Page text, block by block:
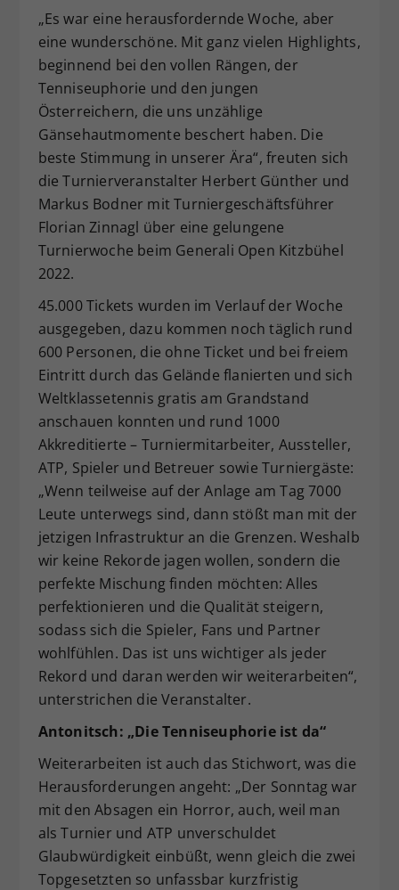
„Es war eine herausfordernde Woche, aber
eine wunderschöne. Mit ganz vielen Highlights,
beginnend bei den vollen Rängen, der
Tenniseuphorie und den jungen
Österreichern, die uns unzählige
Gänsehautmomente beschert haben. Die
beste Stimmung in unserer Ära“, freuten sich
die Turnierveranstalter Herbert Günther und
Markus Bodner mit Turniergeschäftsführer
Florian Zinnagl über eine gelungene
Turnierwoche beim Generali Open Kitzbühel
2022.
45.000 Tickets wurden im Verlauf der Woche
ausgegeben, dazu kommen noch täglich rund
600 Personen, die ohne Ticket und bei freiem
Eintritt durch das Gelände flanierten und sich
Weltklassetennis gratis am Grandstand
anschauen konnten und rund 1000
Akkreditierte – Turniermitarbeiter, Aussteller,
ATP, Spieler und Betreuer sowie Turniergäste:
„Wenn teilweise auf der Anlage am Tag 7000
Leute unterwegs sind, dann stößt man mit der
jetzigen Infrastruktur an die Grenzen. Weshalb
wir keine Rekorde jagen wollen, sondern die
perfekte Mischung finden möchten: Alles
perfektionieren und die Qualität steigern,
sodass sich die Spieler, Fans und Partner
wohlfühlen. Das ist uns wichtiger als jeder
Rekord und daran werden wir weiterarbeiten“,
unterstrichen die Veranstalter.
Antonitsch: „Die Tenniseuphorie ist da“
Weiterarbeiten ist auch das Stichwort, was die
Herausforderungen angeht: „Der Sonntag war
mit den Absagen ein Horror, auch, weil man
als Turnier und ATP unverschuldet
Glaubwürdigkeit einbüßt, wenn gleich die zwei
Topgesetzten so unfassbar kurzfristig
Zweck
Dieser Wert speichert Ihre Consent-
Einstellungen. Unter anderem eine
zufällig generierte ID, für die
historische Speicherung Ihrer
vorgenommen Einstellungen, falls der
Webseiten-Betreiber dies eingestellt
hat.